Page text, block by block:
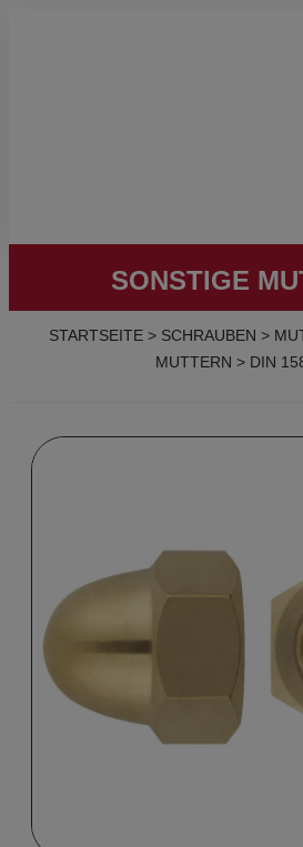
SONSTIGE
STARTSEITE > SCHRAUBEN >
MUTTERN > DIN